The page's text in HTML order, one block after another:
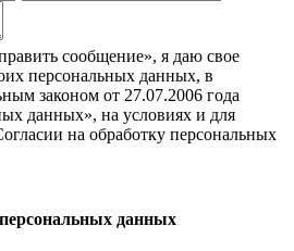
сообщение», я даю свое
персональных данных, в
законом от 27.07.2006 года
данных», на условиях и для
на обработку персональных
данных